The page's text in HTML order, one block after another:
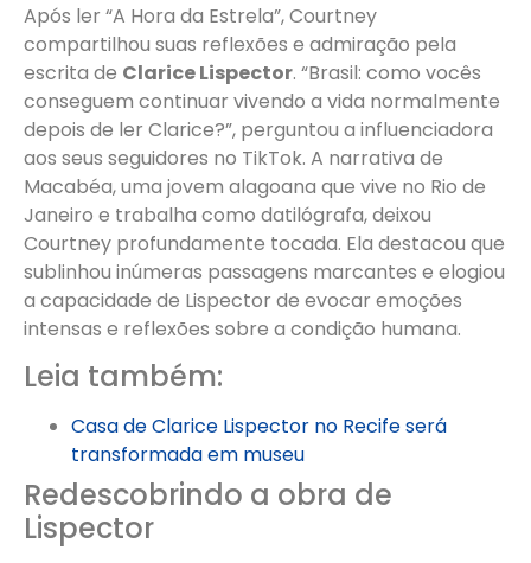
Após ler “A Hora da Estrela”, Courtney
compartilhou suas reflexões e admiração pela
escrita de Clarice Lispector. “Brasil: como vocês
conseguem continuar vivendo a vida normalmente
depois de ler Clarice?”, perguntou a influenciadora
aos seus seguidores no TikTok. A narrativa de
Macabéa, uma jovem alagoana que vive no Rio de
Janeiro e trabalha como datilógrafa, deixou
Courtney profundamente tocada. Ela destacou que
sublinhou inúmeras passagens marcantes e elogiou
a capacidade de Lispector de evocar emoções
intensas e reflexões sobre a condição humana.
Leia também:
Casa de Clarice Lispector no Recife será
transformada em museu
Redescobrindo a obra de
Lispector